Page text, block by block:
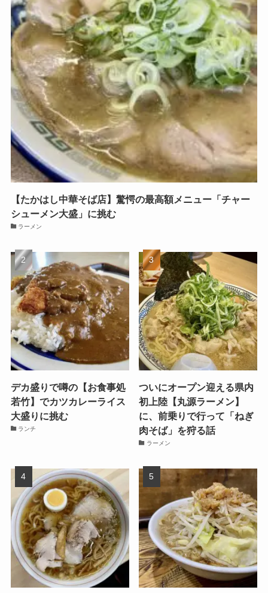
【たかはし中華そば店】驚愕の最高額メニュー「チャー
シューメン大盛」に挑む
ラーメン
デカ盛りで噂の【お食事処
若竹】でカツカレーライス
大盛りに挑む
ランチ
ついにオープン迎える県内
初上陸【丸源ラーメン】
に、前乗りで行って「ねぎ
肉そば」を狩る話
ラーメン